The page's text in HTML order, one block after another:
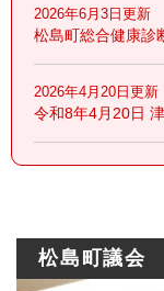
2026年6月3日更新
松島町総合健康診
2026年4月20日更新
令和8年4月20日
松島町議会